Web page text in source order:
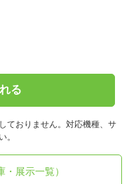
る
ておりません。対応機種、サ
。
展示一覧）